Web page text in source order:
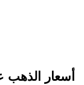
أسعار الذهب عيار 12 في